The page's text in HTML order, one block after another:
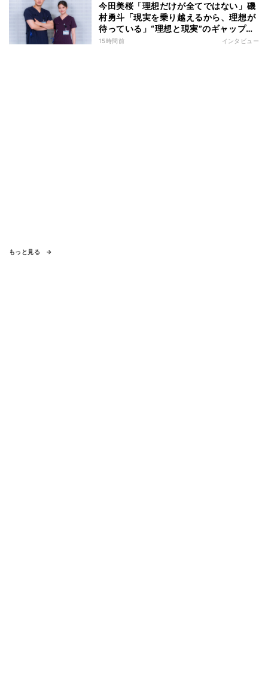
今田美桜「理想だけが全てではない」磯
村勇斗「現実を乗り越えるから、理想が
待っている」“理想と現実”のギャップに
悩む人へ 第一線で活躍する俳優2人の
15時間前 インタビュー
もっと見る